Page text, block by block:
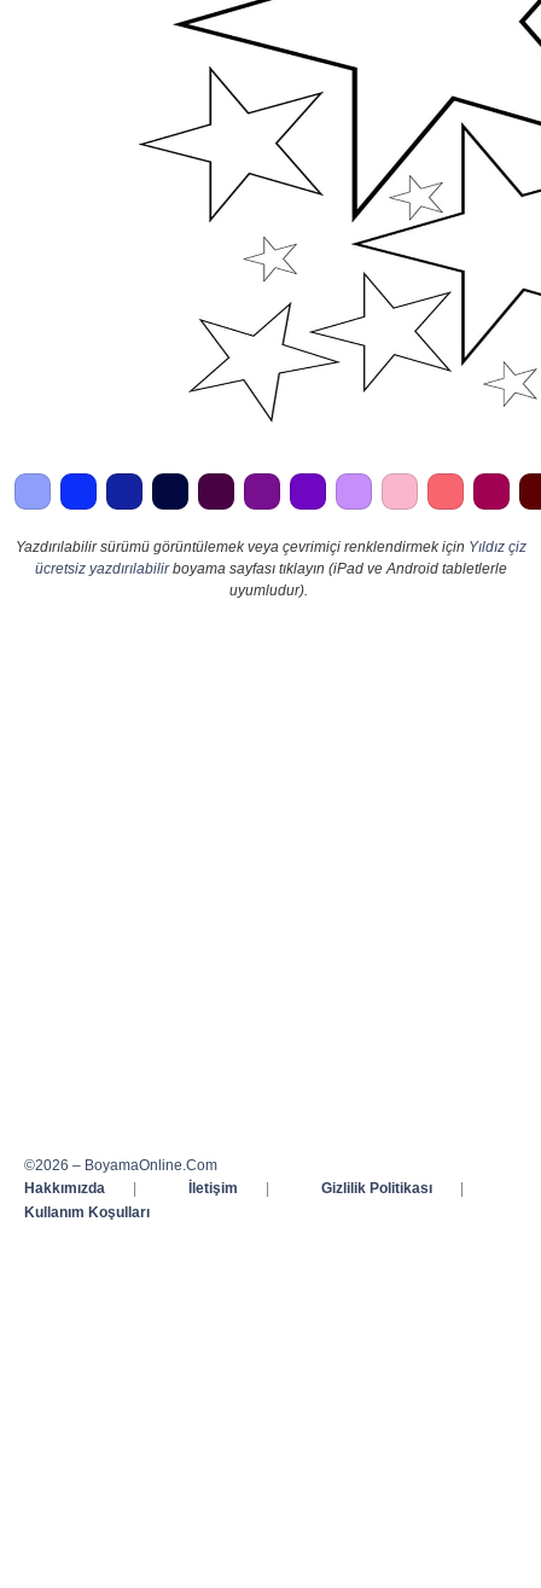
Yazdırılabilir sürümü görüntülemek veya çevrimiçi renklendirmek için Yıldız çiz
ücretsiz yazdırılabilirboyama sayfası tıklayın (iPad ve Android tabletlerle
uyumludur).
©2026 – BoyamaOnline.Com
Hakkımızda
| İletişim | Gizlilik Politikası
|
Kullanım Koşulları